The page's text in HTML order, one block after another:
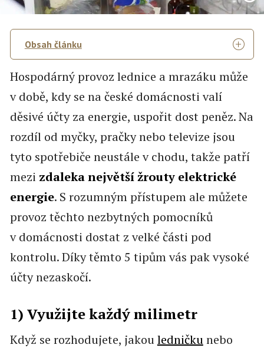
Obsah článku
Hospodárný provoz lednice a mrazáku může
v době, kdy se na české domácnosti valí
děsivé účty za energie, uspořit dost peněz. Na
rozdíl od myčky, pračky nebo televize jsou
tyto spotřebiče neustále v chodu, takže patří
mezi zdaleka největší žrouty elektrické
energie. S rozumným přístupem ale můžete
provoz těchto nezbytných pomocníků
v domácnosti dostat z velké části pod
kontrolu. Díky těmto 5 tipům vás pak vysoké
účty nezaskočí.
1) Využijte každý milimetr
Když se rozhodujete, jakouledničkunebo